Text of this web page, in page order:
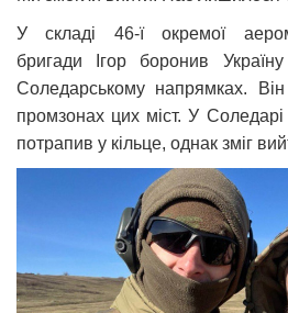
У складі 46-ї окремої
бригади Ігор боронив
Соледарському напрямках.
промзонах цих міст. У
потрапив у кільце, однак зміг